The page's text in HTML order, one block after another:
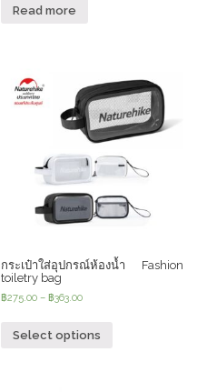
Read more
กระเป๋าใส่อุปกรณ์ห้องน้ำ Fashion
toiletry bag
฿275.00 –฿363.00
Select options